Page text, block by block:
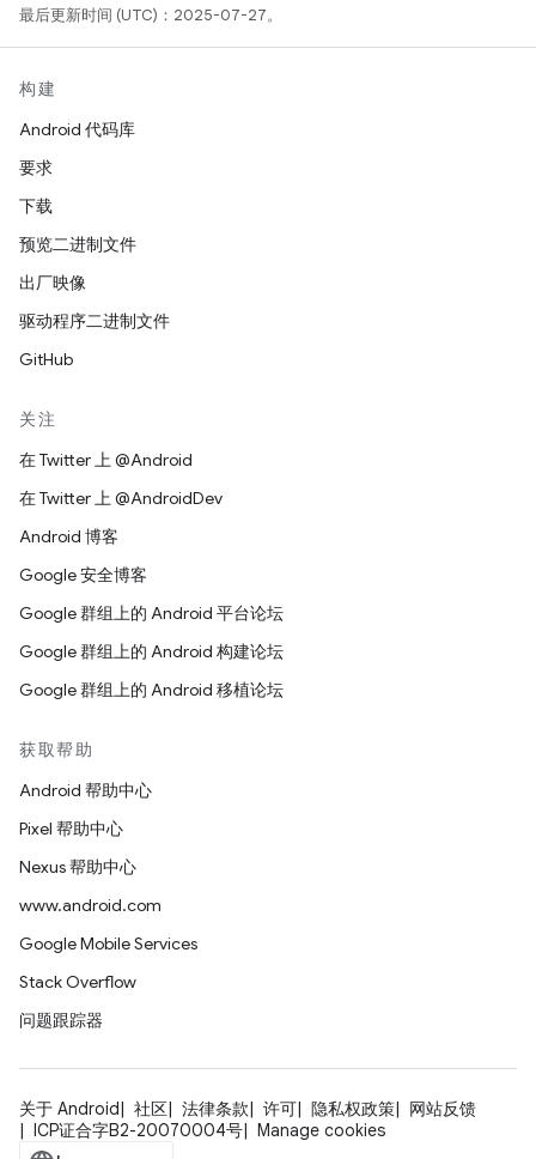
最后更新时间 (UTC)：2025-07-27。
构建
Android 代码库
要求
下载
预览二进制文件
出厂映像
驱动程序二进制文件
GitHub
关注
在 Twitter 上 @Android
在 Twitter 上 @AndroidDev
Android 博客
Google 安全博客
Google 群组上的 Android 平台论坛
Google 群组上的 Android 构建论坛
Google 群组上的 Android 移植论坛
获取帮助
Android 帮助中心
Pixel 帮助中心
Nexus 帮助中心
www.android.com
Google Mobile Services
Stack Overflow
问题跟踪器
关于 Android 社区 法律条款 许可 隐私权政策
网站反馈
ICP证合字B2-20070004号
Manage cookies